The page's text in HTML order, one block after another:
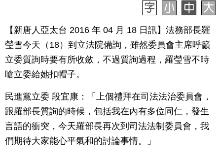
【新唐人亞太台 2016 年 04 月 18 日訊】法務部長羅
瑩雪今天（18）到立法院備詢，雖然委員會主席呼籲
立委質詢時要有所收斂，不過質詢過程，羅瑩雪不時
嗆立委給她扣帽子。
民進黨立委 段宜康：「上個禮拜在司法法治委員會，
跟羅部長質詢的時候，包括我在內有多位同仁，發生
言語的衝突，今天羅部長再次到司法法制委員會，我
們期待大家能心平氣和的討論事情。」